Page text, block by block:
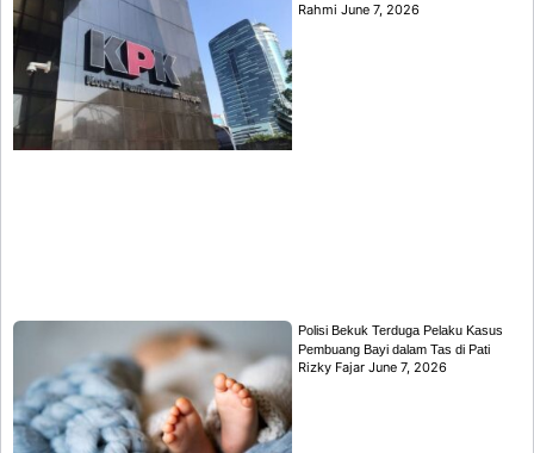
RahmiJune 7, 2026
Polisi Bekuk Terduga Pelaku Kasus
Pembuang Bayi dalam Tas di Pati
Rizky FajarJune 7, 2026